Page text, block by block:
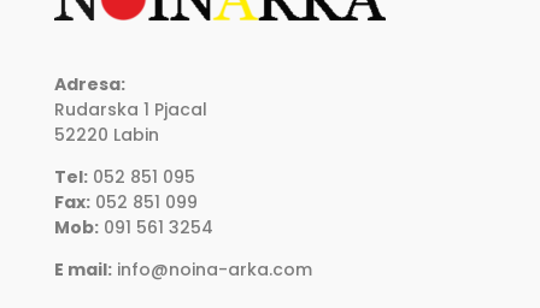
Adresa:
Rudarska 1 Pjacal
52220 Labin
Tel:052 851 095
Fax:052 851 099
Mob:091 561 3254
E mail: info@noina-arka.com